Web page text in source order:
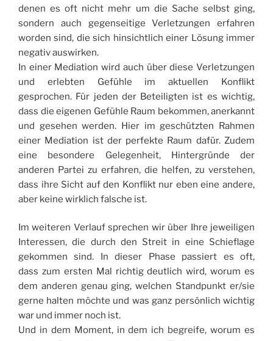
denen es oft nicht mehr um die Sache selbst ging,
sondern auch gegenseitige Verletzungen erfahren
worden sind, die sich hinsichtlich einer Lösung immer
negativ auswirken.
In einer Mediation wird auch über diese Verletzungen
und erlebten Gefühle im aktuellen Konflikt
gesprochen. Für jeden der Beteiligten ist es wichtig,
dass die eigenen Gefühle Raum bekommen, anerkannt
und gesehen werden. Hier im geschützten Rahmen
einer Mediation ist der perfekte Raum dafür. Zudem
eine besondere Gelegenheit, Hintergründe der
anderen Partei zu erfahren, die helfen, zu verstehen,
dass ihre Sicht auf den Konflikt nur eben eine andere,
aber keine wirklich falsche ist.
Im weiteren Verlauf sprechen wir über Ihre jeweiligen
Interessen, die durch den Streit in eine Schieflage
gekommen sind. In dieser Phase passiert es oft,
dass zum ersten Mal richtig deutlich wird, worum es
dem anderen genau ging, welchen Standpunkt er/sie
gerne halten möchte und was ganz persönlich wichtig
war und immer noch ist.
Und in dem Moment, in dem ich begreife, worum es